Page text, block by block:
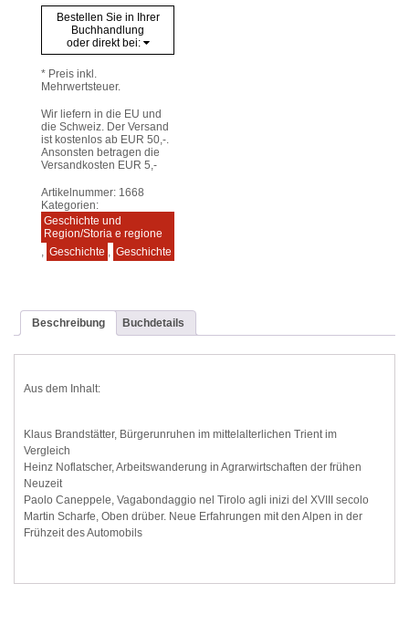
2/2
Menge
Bestellen Sie in Ihrer
Buchhandlung
oder direkt bei:
* Preis inkl.
Mehrwertsteuer.
Wir liefern in die EU und
die Schweiz. Der Versand
ist kostenlos ab EUR 50,-.
Ansonsten betragen die
Versandkosten EUR 5,-
Artikelnummer: 1668
Kategorien:
Geschichte und
Region/Storia e regione
, Geschichte , Geschichte
Beschreibung Buchdetails
Aus dem Inhalt:
Klaus Brandstätter, Bürgerunruhen im mittelalterlichen Trient im
Vergleich
Heinz Noflatscher, Arbeitswanderung in Agrarwirtschaften der frühen
Neuzeit
Paolo Caneppele, Vagabondaggio nel Tirolo agli inizi del XVIII secolo
Martin Scharfe, Oben drüber. Neue Erfahrungen mit den Alpen in der
Frühzeit des Automobils